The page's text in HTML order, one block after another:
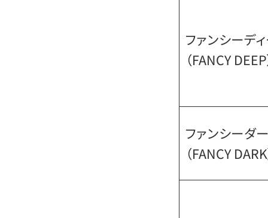
ファンシーデ
（FANCY DEEP
ファンシーダ
（FANCY DARK